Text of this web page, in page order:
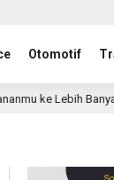
Otomotif
Pembaca